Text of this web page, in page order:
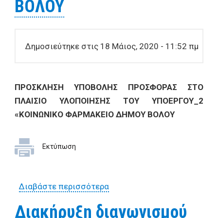
ΒΟΛΟΥ
Δημοσιεύτηκε στις 18 Μάιος, 2020 - 11:52 πμ
ΠΡΟΣΚΛΗΣΗ ΥΠΟΒΟΛΗΣ ΠΡΟΣΦΟΡΑΣ ΣΤΟ
ΠΛΑΙΣΙΟ ΥΛΟΠΟΙΗΣΗΣ ΤΟΥ ΥΠΟΕΡΓΟΥ_2
«ΚΟΙΝΩΝΙΚΟ ΦΑΡΜΑΚΕΙΟ ΔΗΜΟΥ ΒΟΛΟΥ
Εκτύπωση
Διαβάστε περισσότεραγια ΠΡΟΣΚΛΗΣΗ ΥΠΟΒΟΛΗΣ
ΥΛΟΠΟΙΗΣΗΣ ΤΟΥ
Διακήρυξη διαγωνισμού